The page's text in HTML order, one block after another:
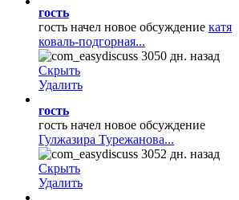
гость
гость начел новое обсуждение катя
коваль-подгорная...
3050 дн. назад
Скрыть
Удалить
гость
гость начел новое обсуждение
Гулжазира Турежанова...
3052 дн. назад
Скрыть
Удалить